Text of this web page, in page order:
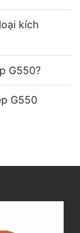
kích
G550?
G550